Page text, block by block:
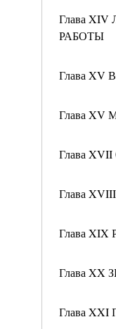
Глава
РАБОТЫ
Глава
Глава XV
Глава
Глава
Глава
Глава XX
Глава